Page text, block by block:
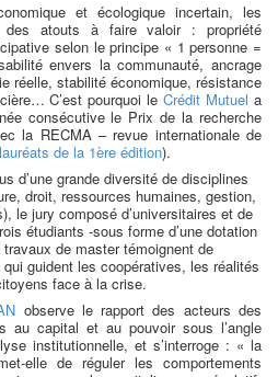
et écologique incertain, les
des atouts à faire valoir : propriété
selon le principe « 1 personne =
envers la communauté, ancrage
réelle, stabilité économique, résistance
C’est pourquoi leCrédit Mutuel a
consécutive le Prix de la recherche
la RECMA – revue internationale de
de la 1ère édition).
d’une grande diversité de disciplines
droit, ressources humaines, gestion,
le jury composé d’universitaires et de
étudiants -sous forme d’une dotation
de master témoignent de
guident les coopératives, les réalités
face à la crise.
observe le rapport des acteurs des
au capital et au pouvoir sous l’angle
institutionnelle, et s’interroge : « la
elle de réguler les comportements